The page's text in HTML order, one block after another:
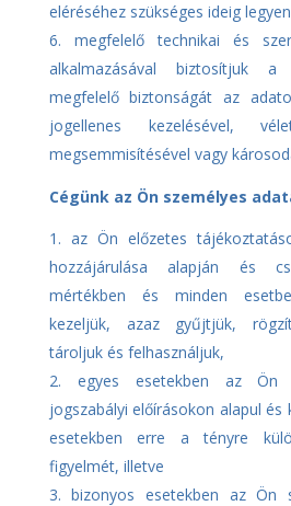
eléréséhez szükséges ideig
megfelelő technikai és
alkalmazásával biztosítjuk a
megfelelő biztonságát az
jogellenes kezelésével,
megsemmisítésével vagy
Cégünk az Ön személyes
az Ön előzetes
hozzájárulása alapján és
mértékben és minden
kezeljük, azaz gyűjtjük,
tároljuk és felhasználjuk,
egyes esetekben az Ön
jogszabályi előírásokon alapul és
esetekben erre a tényre
figyelmét, illetve
bizonyos esetekben az Ön